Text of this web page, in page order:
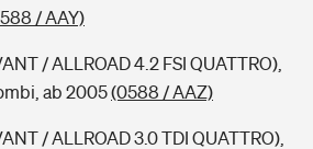
/ AAY)
/ ALLROAD 4.2 FSI QUATTRO),
ab 2005(0588 / AAZ)
/ ALLROAD 3.0 TDI QUATTRO),